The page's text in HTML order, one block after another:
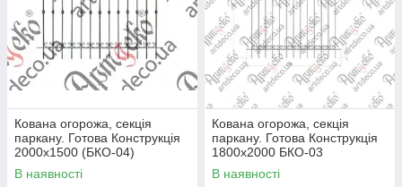
Кована огорожа, секція
паркану. Готова Конструкція
2000х1500 (БКО-04)
В наявності
Кована огорожа, секція
паркану. Готова Конструкція
1800х2000 БКО-03
В наявності